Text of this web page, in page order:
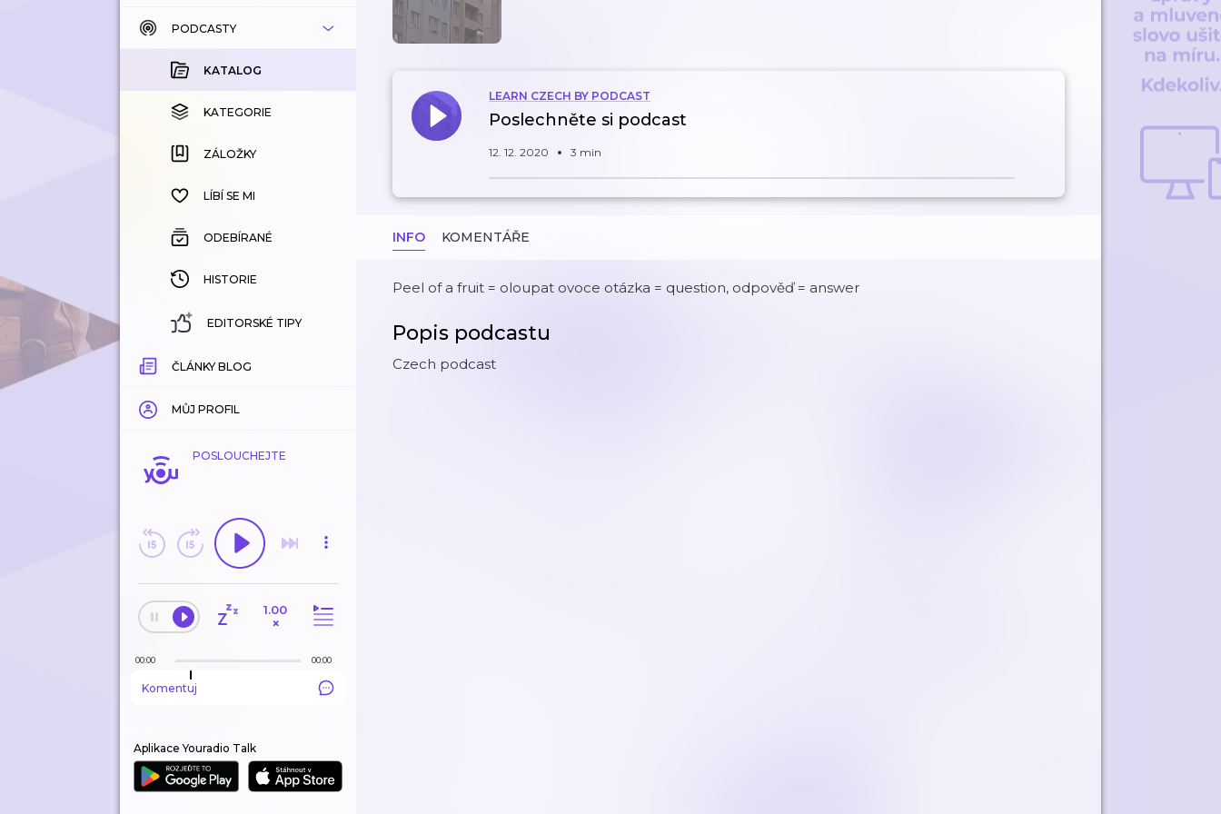
KATALOG
KOUPENÉ
KATEGORIE
ZÁLOŽKY
HISTORIE
PODCASTY
KATALOG
KATEGORIE
ZÁLOŽKY
LÍBÍ SE MI
ODEBÍRANÉ
HISTORIE
EDITORSKÉ TIPY
ČLÁNKY BLOG
MŮJ PROFIL
POSLOUCHEJTE
1.00
×
00:00 00:00
Komentuj
Aplikace Youradio Talk
LEARN CZECH BY PODCAST
Poslechněte si podcast
12. 12. 2020 3 min
INFO KOMENTÁŘE
Peel of a fruit = oloupat ovoce otázka = question, odpověď = answer
Popis podcastu
Czech podcast